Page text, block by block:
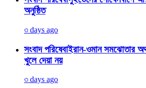
অনুষ্ঠিত
৩ days ago
সংবাদ পরিষেবাইরান-ওমান সমঝোতার
খুলে দেয়া নয়
৩ days ago